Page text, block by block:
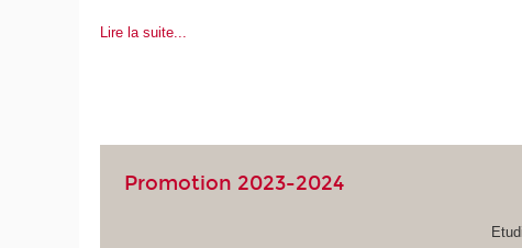
Lire la suite...
Promotion 2023-2024